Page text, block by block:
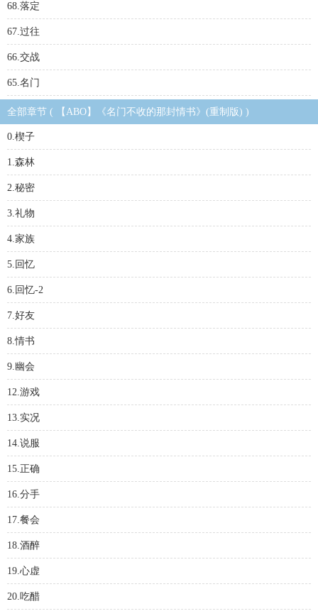
68.落定
67.过往
66.交战
65.名门
全部章节 ( 【ABO】《名门不收的那封情书》(重制版) )
0.楔子
1.森林
2.秘密
3.礼物
4.家族
5.回忆
6.回忆-2
7.好友
8.情书
9.幽会
12.游戏
13.实况
14.说服
15.正确
16.分手
17.餐会
18.酒醉
19.心虚
20.吃醋